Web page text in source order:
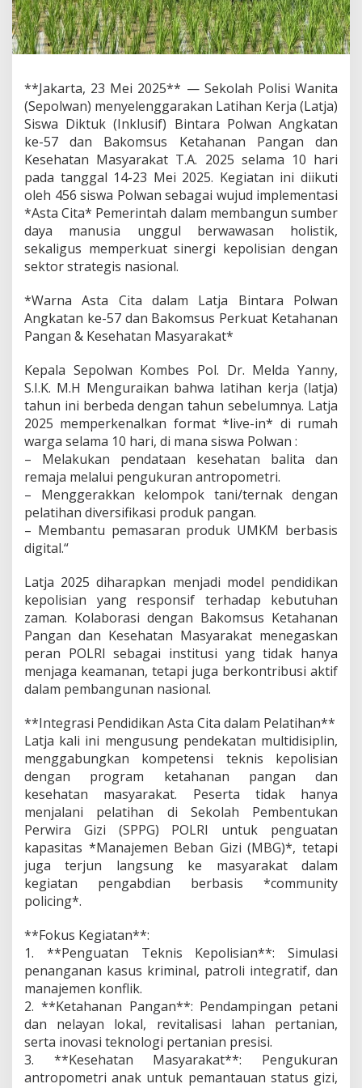
L
W
A
N
2
5
:
D
a
r
P
e
g
a
b
a
n
D
s
a
i
n
g
g
a
S
P
P
G
R
I
**Jakarta, 23 Mei 2025** — Sekolah Polisi Wanita
(Sepolwan) menyelenggarakan Latihan Kerja (Latja)
Siswa Diktuk (Inklusif) Bintara Polwan Angkatan
ke-57 dan Bakomsus Ketahanan Pangan dan
Kesehatan Masyarakat T.A. 2025 selama 10 hari
pada tanggal 14-23 Mei 2025. Kegiatan ini diikuti
oleh 456 siswa Polwan sebagai wujud implementasi
*Asta Cita* Pemerintah dalam membangun sumber
daya manusia unggul berwawasan holistik,
sekaligus memperkuat sinergi kepolisian dengan
sektor strategis nasional.
*Warna Asta Cita dalam Latja Bintara Polwan
Angkatan ke-57 dan Bakomsus Perkuat Ketahanan
Pangan & Kesehatan Masyarakat*
Kepala Sepolwan Kombes Pol. Dr. Melda Yanny,
S.I.K. M.H Menguraikan bahwa latihan kerja (latja)
tahun ini berbeda dengan tahun sebelumnya. Latja
2025 memperkenalkan format *live-in* di rumah
warga selama 10 hari, di mana siswa Polwan :
– Melakukan pendataan kesehatan balita dan
remaja melalui pengukuran antropometri.
– Menggerakkan kelompok tani/ternak dengan
pelatihan diversifikasi produk pangan.
– Membantu pemasaran produk UMKM berbasis
digital.“
Latja 2025 diharapkan menjadi model pendidikan
kepolisian yang responsif terhadap kebutuhan
zaman. Kolaborasi dengan Bakomsus Ketahanan
Pangan dan Kesehatan Masyarakat menegaskan
peran POLRI sebagai institusi yang tidak hanya
menjaga keamanan, tetapi juga berkontribusi aktif
dalam pembangunan nasional.
**Integrasi Pendidikan Asta Cita dalam Pelatihan**
Latja kali ini mengusung pendekatan multidisiplin,
menggabungkan kompetensi teknis kepolisian
dengan program ketahanan pangan dan
kesehatan masyarakat. Peserta tidak hanya
menjalani pelatihan di Sekolah Pembentukan
Perwira Gizi (SPPG) POLRI untuk penguatan
kapasitas *Manajemen Beban Gizi (MBG)*, tetapi
juga terjun langsung ke masyarakat dalam
kegiatan pengabdian berbasis *community
policing*.
**Fokus Kegiatan**:
1. **Penguatan Teknis Kepolisian**: Simulasi
penanganan kasus kriminal, patroli integratif, dan
manajemen konflik.
2. **Ketahanan Pangan**: Pendampingan petani
dan nelayan lokal, revitalisasi lahan pertanian,
serta inovasi teknologi pertanian presisi.
3. **Kesehatan Masyarakat**: Pengukuran
antropometri anak untuk pemantauan status gizi,